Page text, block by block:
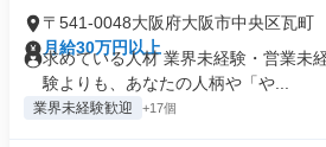
〒541-0048大阪府大阪市中央区瓦町
月給30万円以上
求めている人材 業界未経験・営業未
験よりも、あなたの人柄や「や...
業界未経験歓迎 +17個